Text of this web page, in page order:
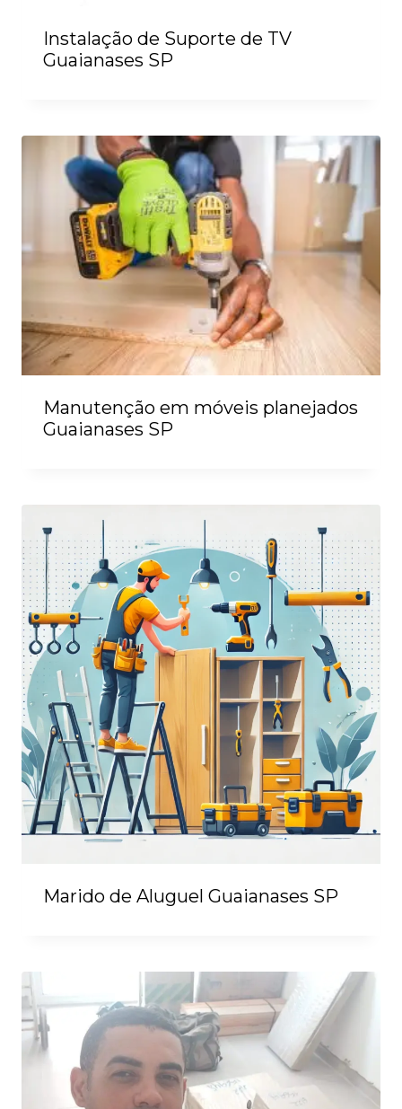
Instalação de Suporte de TV
Guaianases SP
Manutenção em móveis planejados
Guaianases SP
Marido de Aluguel Guaianases SP